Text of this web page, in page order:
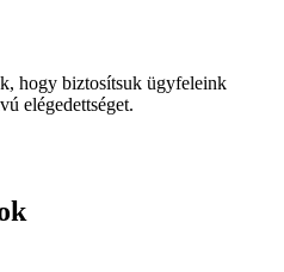
hogy biztosítsuk ügyfeleink
elégedettséget.